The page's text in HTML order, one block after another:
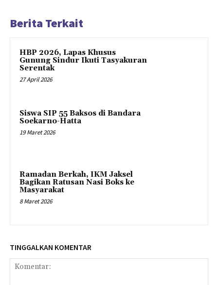
Berita Terkait
HBP 2026, Lapas Khusus
Gunung Sindur Ikuti Tasyakuran
Serentak
27 April 2026
Siswa SIP 55 Baksos di Bandara
Soekarno-Hatta
19 Maret 2026
Ramadan Berkah, IKM Jaksel
Bagikan Ratusan Nasi Boks ke
Masyarakat
8 Maret 2026
TINGGALKAN KOMENTAR